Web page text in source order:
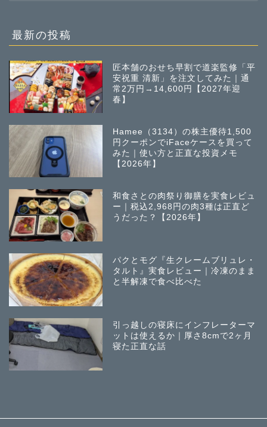
稿
最新の投稿
匠本舗のおせち早割で道楽監修「平
安祝重 清新」を注文してみた｜通
常2万円→14,600円【2027年迎
春】
Hamee（3134）の株主優待1,500
円クーポンでiFaceケースを買って
みた｜使い方と正直な投資メモ
【2026年】
和食さとの肉祭り御膳を実食レビュ
ー｜税込2,968円の肉3種は正直ど
うだった？【2026年】
パクとモグ『生クレームブリュレ・
タルト』実食レビュー｜冷凍のまま
と半解凍で食べ比べた
引っ越しの寝床にインフレーターマ
ットは使えるか｜厚さ8cmで2ヶ月
寝た正直な話